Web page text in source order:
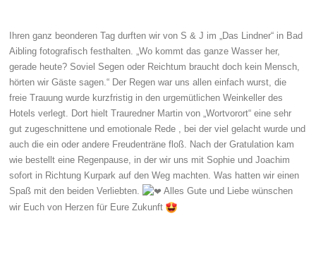
Ihren ganz beonderen Tag durften wir von S & J im „Das Lindner“ in Bad
Aibling fotografisch festhalten. „Wo kommt das ganze Wasser her,
gerade heute? Soviel Segen oder Reichtum braucht doch kein Mensch,
hörten wir Gäste sagen.“ Der Regen war uns allen einfach wurst, die
freie Trauung wurde kurzfristig in den urgemütlichen Weinkeller des
Hotels verlegt. Dort hielt Trauredner Martin von „Wortvorort“ eine sehr
gut zugeschnittene und emotionale Rede , bei der viel gelacht wurde und
auch die ein oder andere Freudenträne floß. Nach der Gratulation kam
wie bestellt eine Regenpause, in der wir uns mit Sophie und Joachim
sofort in Richtung Kurpark auf den Weg machten. Was hatten wir einen
Spaß mit den beiden Verliebten.
Alles Gute und Liebe wünschen
wir Euch von Herzen für Eure Zukunft